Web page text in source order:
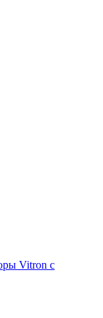
Vitron с